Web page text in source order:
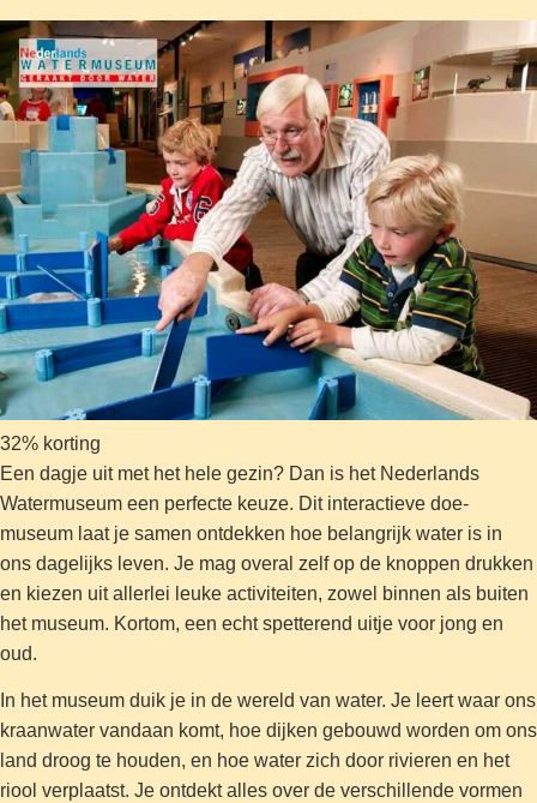
32% korting
Een dagje uit met het hele gezin? Dan is het Nederlands
Watermuseum een perfecte keuze. Dit interactieve doe-
museum laat je samen ontdekken hoe belangrijk water is in
ons dagelijks leven. Je mag overal zelf op de knoppen drukken
en kiezen uit allerlei leuke activiteiten, zowel binnen als buiten
het museum. Kortom, een echt spetterend uitje voor jong en
oud.
In het museum duik je in de wereld van water. Je leert waar ons
kraanwater vandaan komt, hoe dijken gebouwd worden om ons
land droog te houden, en hoe water zich door rivieren en het
riool verplaatst. Je ontdekt alles over de verschillende vormen